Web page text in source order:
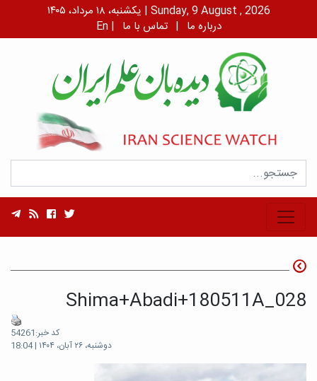
یکشنبه، ۱۸ مرداد، ۱۴۰۵ | Sunday, 9 August , 2026
En | درباره ما | تماس با ما
Shima+Abadi+180511A_028
کد خبر:54261
دوشنبه، ۲۶ آبان، ۱۴۰۴ | 18:04